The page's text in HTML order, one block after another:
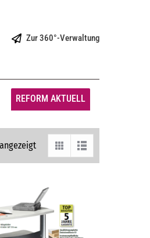
Zur 360°-Verwaltung
REFORM AKTUELL